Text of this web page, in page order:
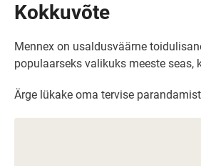
Kokkuvõte
Mennex on usaldusväärne
populaarseks valikuks meeste
Ärge lükake oma tervise